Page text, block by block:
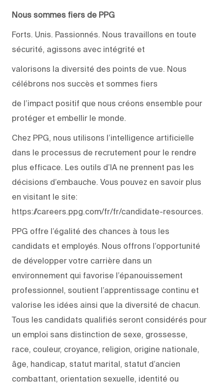
Nous sommes fiers de PPG
Forts. Unis. Passionnés. Nous travaillons en toute
sécurité, agissons avec intégrité et
valorisons la diversité des points de vue. Nous
célébrons nos succès et sommes fiers
de l’impact positif que nous créons ensemble pour
protéger et embellir le monde.
Chez PPG, nous utilisons l’intelligence artificielle
dans le processus de recrutement pour le rendre
plus efficace. Les outils d’IA ne prennent pas les
décisions d’embauche. Vous pouvez en savoir plus
en visitant le site:
https://careers.ppg.com/fr/fr/candidate-resources.
PPG offre l’égalité des chances à tous les
candidats et employés. Nous offrons l’opportunité
de développer votre carrière dans un
environnement qui favorise l’épanouissement
professionnel, soutient l’apprentissage continu et
valorise les idées ainsi que la diversité de chacun.
Tous les candidats qualifiés seront considérés pour
un emploi sans distinction de sexe, grossesse,
race, couleur, croyance, religion, origine nationale,
âge, handicap, statut marital, statut d’ancien
combattant, orientation sexuelle, identité ou